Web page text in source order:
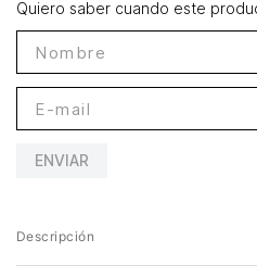
Quiero saber cuando este
ENVIAR
Descripción